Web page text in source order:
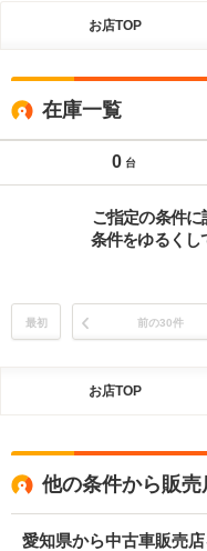
お店TOP
在庫一覧
0 台
ご指定の条件
条件をゆるくし
最初 前の30件
お店TOP
他の条件から販売
愛知県から中古車販売